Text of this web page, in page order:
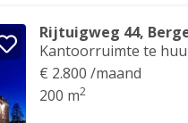
Rijtuigweg 44,
Kantoorruimte te
€ 2.800 /maand
200 m2